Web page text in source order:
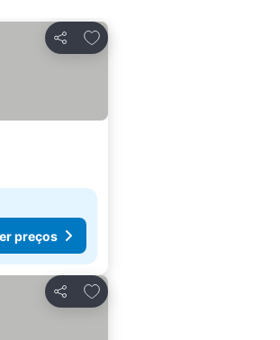
Partilhar
Adicionar aos favoritos
preços
Partilhar
Adicionar aos favoritos